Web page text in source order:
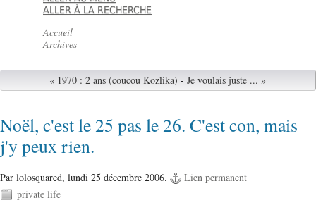
ALLER À LA RECHERCHE
Accueil
Archives
« 1970 : 2 ans (coucou Kozlika) - Je voulais juste ... »
Noël, c'est le 25 pas le 26. C'est con, mais
j'y peux rien.
Par lolosquared, lundi 25 décembre 2006.
Lien permanent
private life